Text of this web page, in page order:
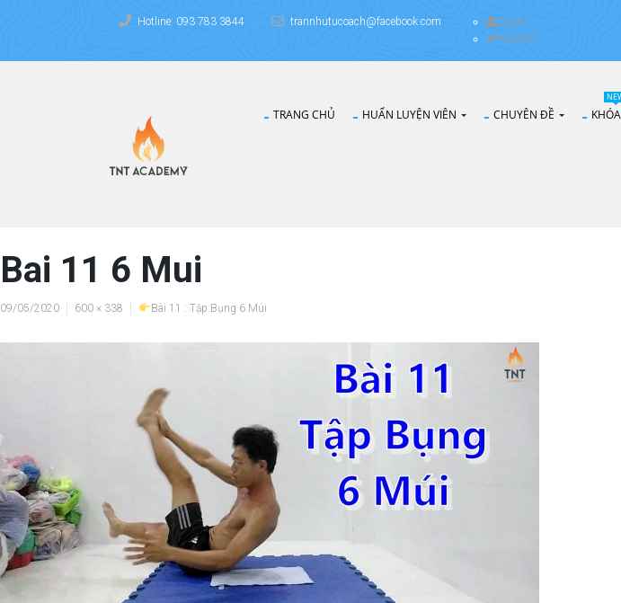
Hotline: 093 783 3844 trannhutucoach@facebook.com
Login
Register
TRANG CHỦ HUẤN LUYỆN VIÊN CHUYÊN ĐỀ
Bai 11 6 Mui
09/05/2020 600 × 338 Bài 11 : Tập Bụng 6 Múi